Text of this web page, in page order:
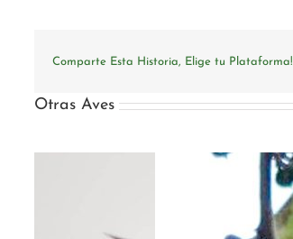
Comparte Esta Historia, Elige tu Plataforma!
Otras Aves